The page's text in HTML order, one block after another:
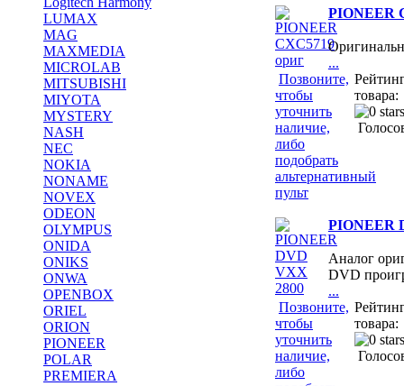
LUMAX
MAG
MAXMEDIA
MICROLAB
MITSUBISHI
MIYOTA
MYSTERY
NASH
NEC
NOKIA
NONAME
NOVEX
ODEON
OLYMPUS
ONIDA
ONIKS
ONWA
OPENBOX
ORIEL
ORION
PIONEER
POLAR
PREMIERA
PIONEER
...
Позвоните,
чтобы
уточнить
наличие,
либо
подобрать
альтернативный
пульт
товара:
PIONEER
Аналог
DVD
...
Позвоните,
чтобы
уточнить
наличие,
либо
товара: